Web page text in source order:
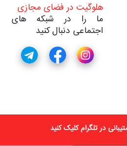
هلوگیت در فضای مجازی
ما را در شبکه های
اجتماعی دنبال کنید
در تلگرام کلیک کنید